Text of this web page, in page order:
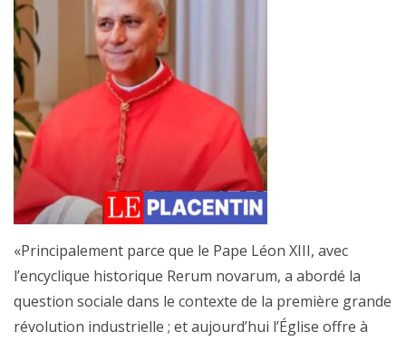
«Principalement parce que le Pape Léon XIII, avec
l’encyclique historique Rerum novarum, a abordé la
question sociale dans le contexte de la première grande
révolution industrielle ; et aujourd’hui l’Église offre à